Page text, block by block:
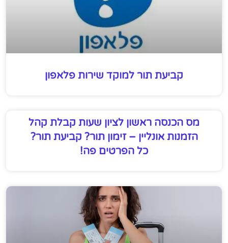
קביעת תור למוקד שירות פלאפון
מס הכנסה ראשון לציון שעות קבלת קהל
הזמנות אונליין – זימון תור? קביעת תור?
כל הפרטים פה!